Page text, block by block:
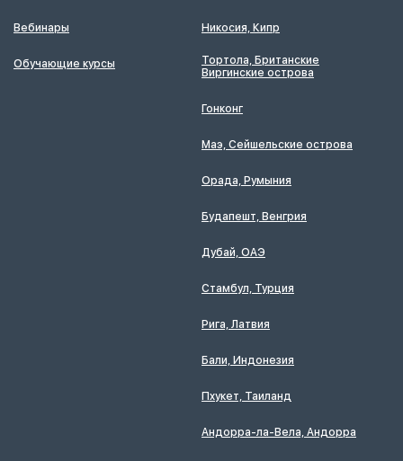
Вебинары
Обучающие курсы
Никосия, Кипр
Тортола, Британские
Виргинские острова
Гонконг
Маэ, Сейшельские острова
Орада, Румыния
Будапешт, Венгрия
Дубай, ОАЭ
Стамбул, Турция
Рига, Латвия
Бали, Индонезия
Пхукет, Таиланд
Андорра-ла-Вела, Андорра